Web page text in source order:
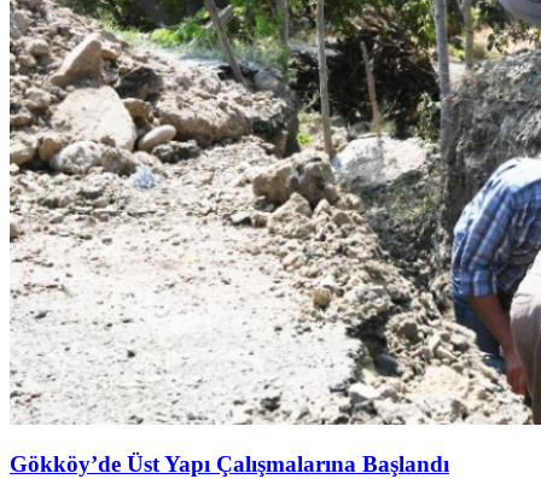
Gökköy’de Üst Yapı Çalışmalarına Başlandı